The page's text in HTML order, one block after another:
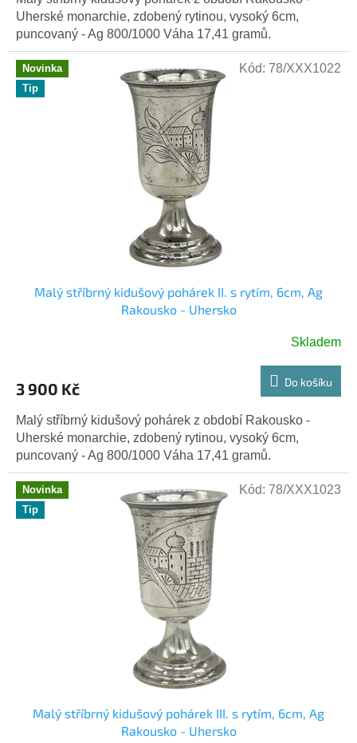
Uherské monarchie, zdobený rytinou, vysoký 6cm,
puncovaný - Ag 800/1000 Váha 17,41 gramů.
Novinka
Tip
Malý stříbrný kidušový pohárek II. s rytím, 6cm, Ag
Rakousko - Uhersko
Skladem
3 900 Kč Do košíku
Malý stříbrný kidušový pohárek z období Rakousko -
Uherské monarchie, zdobený rytinou, vysoký 6cm,
puncovaný - Ag 800/1000 Váha 17,41 gramů.
Kód: 78/XXX1022
Novinka
Tip
Malý stříbrný kidušový pohárek III. s rytím, 6cm, Ag
Rakousko - Uhersko
Kód: 78/XXX1023